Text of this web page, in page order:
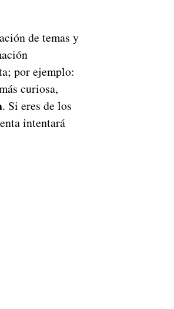
de temas y
por ejemplo:
curiosa,
. Si eres de los
intentará